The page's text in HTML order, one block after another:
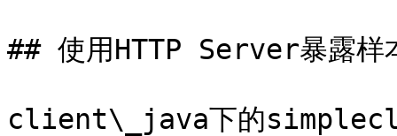
## 使用HTTP Server暴露样
client\_java下的